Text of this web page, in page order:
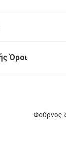
Όροι
Φούρνος